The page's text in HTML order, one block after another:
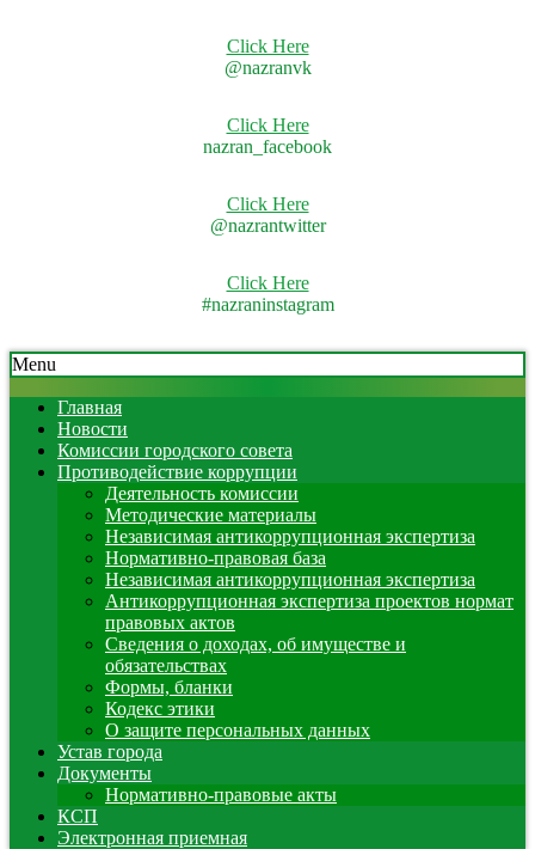
Click Here
@nazranvk
Click Here
nazran_facebook
Click Here
@nazrantwitter
Click Here
#nazraninstagram
Skip
to
content
Secondary
Navigation
Menu
Menu
Главная
Новости
Комиссии городского совета
Противодействие коррупции
Деятельность комиссии
Методические материалы
Независимая антикоррупционная экспертиза
Нормативно-правовая база
Независимая антикоррупционная экспертиза
Антикоррупционная экспертиза проектов нормат
правовых актов
Сведения о доходах, об имуществе и
обязательствах
Формы, бланки
Кодекс этики
О защите персональных данных
Устав города
Документы
Нормативно-правовые акты
КСП
Электронная приемная